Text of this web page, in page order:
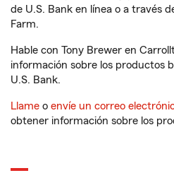
de U.S. Bank en línea o a través
Farm.
Hable con Tony Brewer en
información sobre los productos
U.S. Bank.
Llame o envíe un correo
obtener información sobre los